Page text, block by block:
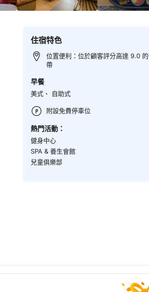
住宿特色
位置便利：位於顧客評分高達 9.0
帶
早餐
美式、 自助式
附設免費停車位
熱門活動：
健身中心
SPA & 養生會館
兒童俱樂部